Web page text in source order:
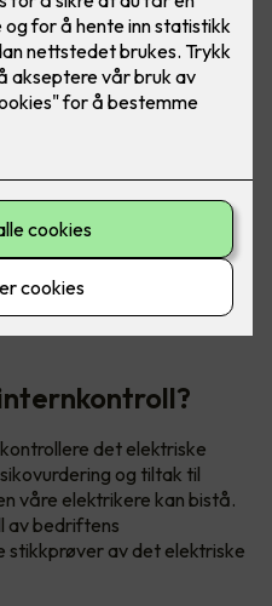
verktøyene du har for å
–også til de
det elektriske
og tiltak til
våre elektrikere kan bistå.
av bedriftens
stikkprøver av det elektriske